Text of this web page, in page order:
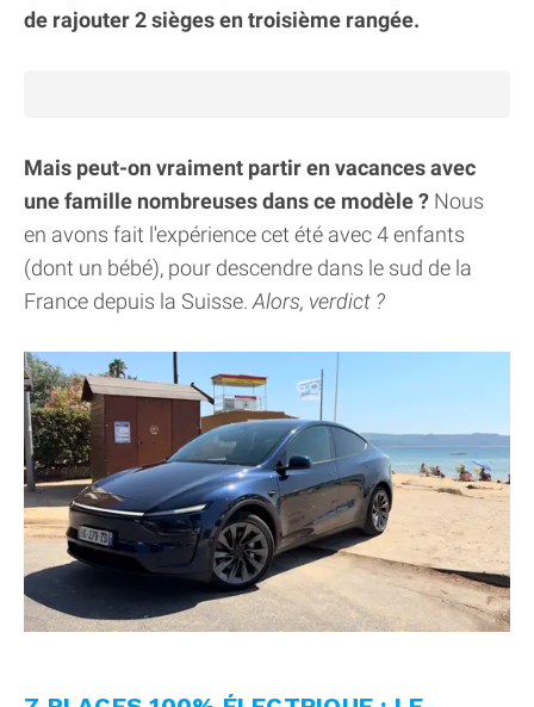
de rajouter 2 sièges en troisième rangée.
Mais peut-on vraiment partir en vacances avec
une famille nombreuses dans ce modèle ? Nous
en avons fait l'expérience cet été avec 4 enfants
(dont un bébé), pour descendre dans le sud de la
France depuis la Suisse. Alors, verdict ?